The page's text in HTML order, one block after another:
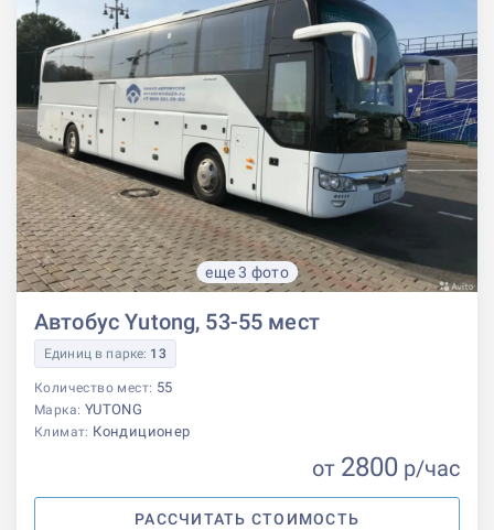
еще 3 фото
Автобус Yutong, 53-55 мест
Единиц в парке: 13
Количество мест: 55
Марка: YUTONG
Климат: Кондиционер
от 2800 р/час
РАССЧИТАТЬ СТОИМОСТЬ